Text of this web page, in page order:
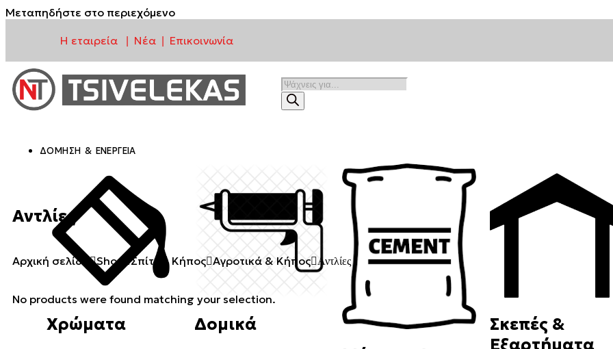
Μεταπηδήστε στο περιεχόμενο
Η εταιρεία Νέα Επικοινωνία
ΔΌΜΗΣΗ & ΕΝΈΡΓΕΙΑ
Χρώματα Δομικά
Σκεπές &
Εξαρτήματα
Αντλίες
Αρχική σελίδα Shop Σπίτι & Κήπος Αγροτικά & Κήπος Αντλίες
No products were found matching your selection.